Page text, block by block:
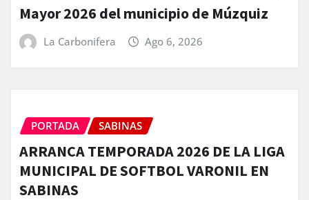
Mayor 2026 del municipio de Múzquiz
La Carbonifera Ago 6, 2026
PORTADA SABINAS
ARRANCA TEMPORADA 2026 DE LA LIGA
MUNICIPAL DE SOFTBOL VARONIL EN
SABINAS